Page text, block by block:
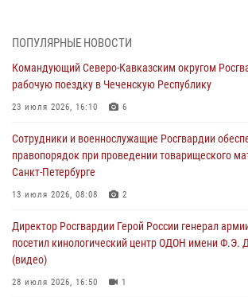
В Удмуртии при силовой поддержке спецназа
оздоровительных услуг (видео)
05 августа 2026, 13:20
посетили мастер-класс по художественной
05 августа 2026, 13:00 3
Офицеры Росгвардии и ветераны войск
05 августа 2026, 12:40
Росгвардейцы приняли участие в акции «Волна
посвящённой 83‑й годовщине освобождения
ПОПУЛЯРНЫЕ НОВОСТИ
Командующий Северо-Кавказским округом
рабочую поездку в Чеченскую Республику
23 июля 2026, 16:10 6
Сотрудники и военнослужащие Росгвардии
правопорядок при проведении товарищеского
Санкт-Петербурге
13 июля 2026, 08:08 2
Директор Росгвардии Герой России генерал
посетил кинологический центр ОДОН имени Ф.Э.
(видео)
28 июля 2026, 16:50 1